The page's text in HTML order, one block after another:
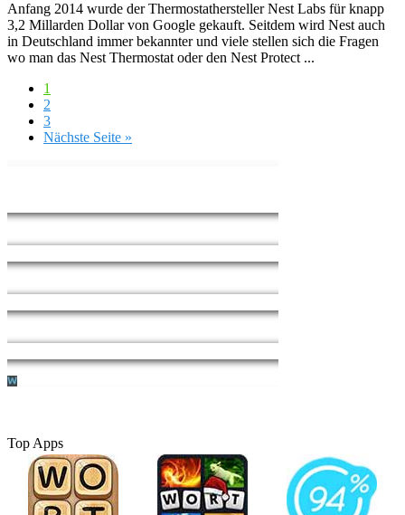
Anfang 2014 wurde der Thermostathersteller Nest Labs für knapp
3,2 Millarden Dollar von Google gekauft. Seitdem wird Nest auch
in Deutschland immer bekannter und viele stellen sich die Fragen
wo man das Nest Thermostat oder den Nest Protect ...
1
2
3
Nächste Seite »
Top Apps